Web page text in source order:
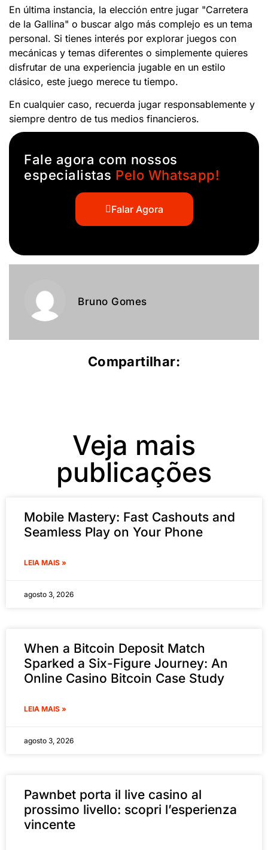
En última instancia, la elección entre jugar "Carretera
de la Gallina" o buscar algo más complejo es un tema
personal. Si tienes interés por explorar juegos con
mecánicas y temas diferentes o simplemente quieres
disfrutar de una experiencia jugable en un estilo
clásico, este juego merece tu tiempo.
En cualquier caso, recuerda jugar responsablemente y
siempre dentro de tus medios financieros.
Fale agora com nossos
especialistas Pelo Whatsapp!
Falar Agora
Bruno Gomes
Compartilhar:
Veja mais
publicações
Mobile Mastery: Fast Cashouts and
Seamless Play on Your Phone
LEIA MAIS »
agosto 3, 2026
When a Bitcoin Deposit Match
Sparked a Six-Figure Journey: An
Online Casino Bitcoin Case Study
LEIA MAIS »
agosto 3, 2026
Pawnbet porta il live casino al
prossimo livello: scopri l’esperienza
vincente